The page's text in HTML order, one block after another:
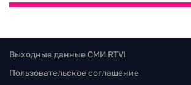
Выходные данные СМИ RTVI
Пользовательское соглашение